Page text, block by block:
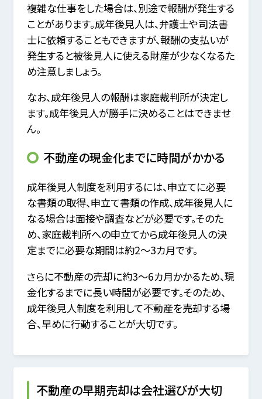
複雑な仕事をした場合は、別途で報酬が発生する
ことがあります。成年後見人は、弁護士や司法書
士に依頼することもできますが、報酬の支払いが
発生すると被後見人に使える財産が少なくなるた
め注意しましょう。
なお、成年後見人の報酬は家庭裁判所が決定し
ます。成年後見人が勝手に決めることはできませ
ん。
不動産の現金化までに時間がかかる
成年後見人制度を利用するには、申立てに必要
な書類の取得、申立て書類の作成、成年後見人に
なる場合は面接や調査などが必要です。そのた
め、家庭裁判所への申立てから成年後見人の決
定までに必要な期間は約2～3カ月です。
さらに不動産の売却に約3～6カ月かかるため、現
金化するまでに長い時間が必要です。そのため、
成年後見人制度を利用して不動産を売却する場
合、早めに行動することが大切です。
不動産の早期売却は会社選びが大切